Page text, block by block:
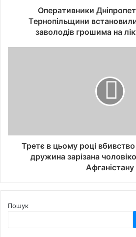
Оперативники
Тернопільщини
заволодів грошима на
Третє в цьому році вбивство
дружина зарізана
Афганістану
Пошук